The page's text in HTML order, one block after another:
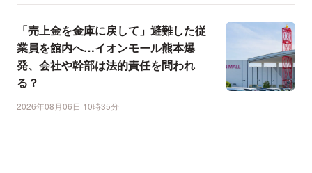
「売上金を金庫に戻して」避難した従
業員を館内へ…イオンモール熊本爆
発、会社や幹部は法的責任を問われ
る？
2026年08月06日 10時35分